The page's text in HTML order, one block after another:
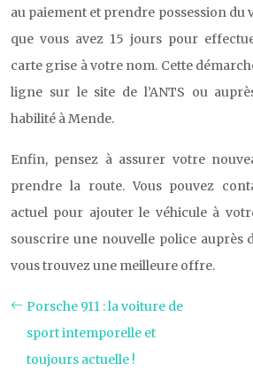
au paiement et prendre possession du
que vous avez 15 jours pour
carte grise à votre nom. Cette
ligne sur le site de l’ANTS ou
habilité à Mende.
Enfin, pensez à assurer votre
prendre la route. Vous pouvez
actuel pour ajouter le véhicule à
souscrire une nouvelle police auprès
vous trouvez une meilleure offre.
Porsche 911 : la voiture de
sport intemporelle et
toujours actuelle !